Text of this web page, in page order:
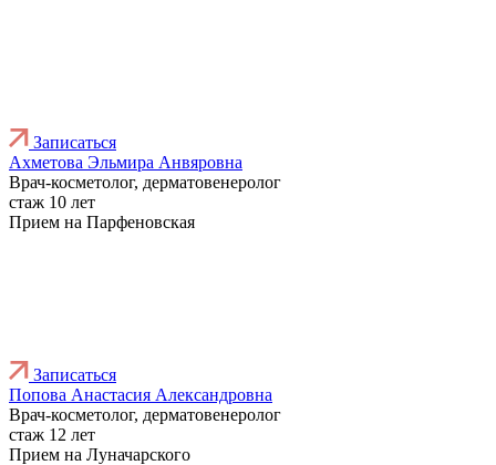
Записаться
Ахметова Эльмира Анвяровна
Врач-косметолог, дерматовенеролог
стаж 10 лет
Прием на Парфеновская
Записаться
Попова Анастасия Александровна
Врач-косметолог, дерматовенеролог
стаж 12 лет
Прием на Луначарского